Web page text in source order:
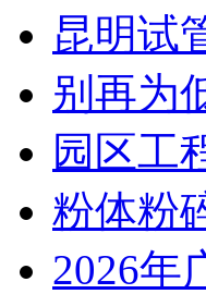
昆明试
别再为
园区工
粉体粉
2026年